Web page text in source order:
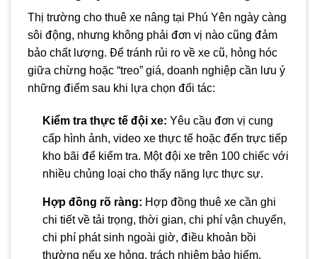
Thị trường cho thuê xe nâng tại Phú Yên ngày càng
sôi động, nhưng không phải đơn vị nào cũng đảm
bảo chất lượng. Để tránh rủi ro về xe cũ, hỏng hóc
giữa chừng hoặc “treo” giá, doanh nghiệp cần lưu ý
những điểm sau khi lựa chọn đối tác:
Kiểm tra thực tế đội xe: Yêu cầu đơn vị cung
cấp hình ảnh, video xe thực tế hoặc đến trực tiếp
kho bãi để kiểm tra. Một đội xe trên 100 chiếc với
nhiều chủng loại cho thấy năng lực thực sự.
Hợp đồng rõ ràng: Hợp đồng thuê xe cần ghi
chi tiết về tải trọng, thời gian, chi phí vận chuyển,
chi phí phát sinh ngoài giờ, điều khoản bồi
thường nếu xe hỏng, trách nhiệm bảo hiểm.